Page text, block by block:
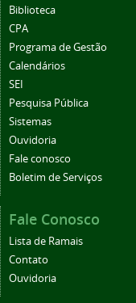
Biblioteca
CPA
Programa de Gestão
Calendários
SEI
Pesquisa Pública
Sistemas
Ouvidoria
Fale conosco
Boletim de Serviços
Fale Conosco
Lista de Ramais
Contato
Ouvidoria